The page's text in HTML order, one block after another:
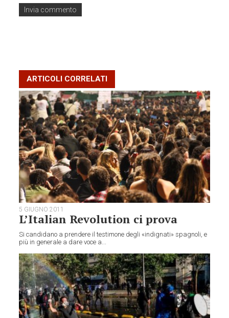
ARTICOLI CORRELATI
5 GIUGNO 2011
L’Italian Revolution ci prova
Si candidano a prendere il testimone degli «indignati» spagnoli, e
più in generale a dare voce a...